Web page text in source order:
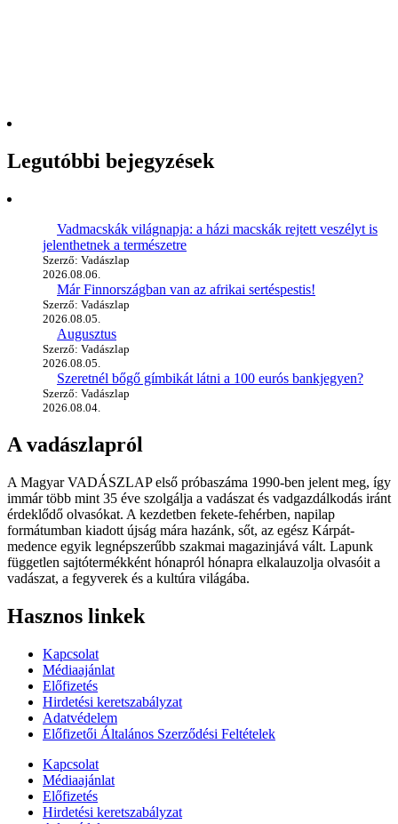
Legutóbbi bejegyzések
Vadmacskák világnapja: a házi macskák rejtett veszélyt is
jelenthetnek a természetre
Szerző: Vadászlap
2026.08.06.
Már Finnországban van az afrikai sertéspestis!
Szerző: Vadászlap
2026.08.05.
Augusztus
Szerző: Vadászlap
2026.08.05.
Szeretnél bőgő gímbikát látni a 100 eurós bankjegyen?
Szerző: Vadászlap
2026.08.04.
A vadászlapról
A Magyar VADÁSZLAP első próbaszáma 1990-ben jelent meg, így
immár több mint 35 éve szolgálja a vadászat és vadgazdálkodás iránt
érdeklődő olvasókat. A kezdetben fekete-fehérben, napilap
formátumban kiadott újság mára hazánk, sőt, az egész Kárpát-
medence egyik legnépszerűbb szakmai magazinjává vált. Lapunk
független sajtótermékként hónapról hónapra elkalauzolja olvasóit a
vadászat, a fegyverek és a kultúra világába.
Hasznos linkek
Kapcsolat
Médiaajánlat
Előfizetés
Hirdetési keretszabályzat
Adatvédelem
Előfizetői Általános Szerződési Feltételek
Kapcsolat
Médiaajánlat
Előfizetés
Hirdetési keretszabályzat